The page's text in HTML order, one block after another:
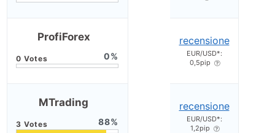
ProfiForex
0
recensione
EUR/USD*:
0,5pip
MTrading
88
recensione
EUR/USD*:
1,2pip